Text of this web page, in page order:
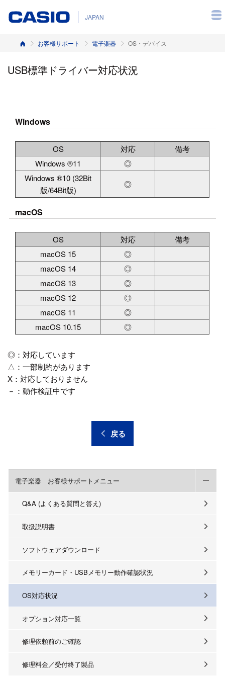
JAPAN
ホームお客様サポート 電子楽器 OS・デバイス
USB標準ドライバー対応状況
Windows
OS 対応
備考
Windows ®11
◎
Windows ®10 (32Bit
版/64Bit版)
◎
macOS
OS 対応
備考
macOS 15
◎
macOS 14
◎
macOS 13
◎
macOS 12
◎
macOS 11
◎
macOS 10.15
◎
◎：対応しています
△：一部制約があります
X：対応しておりません
－：動作検証中です
戻る
電子楽器 お客様サポートメニュー
Q&A (よくある質問と答え)
取扱説明書
ソフトウェアダウンロード
メモリーカード・USBメモリー動作確認状況
OS対応状況
オプション対応一覧
修理依頼前のご確認
修理料金／受付終了製品